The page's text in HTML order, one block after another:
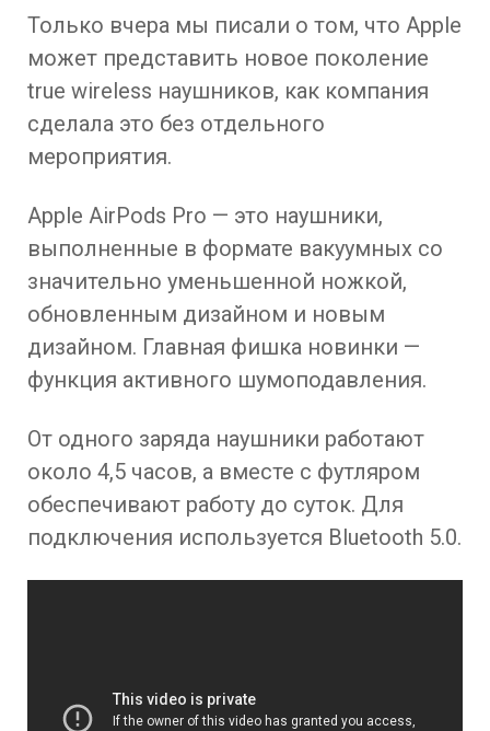
Только вчера мы писали о том, что Apple
может представить новое поколение
true wireless наушников, как компания
сделала это без отдельного
мероприятия.
Apple AirPods Pro — это наушники,
выполненные в формате вакуумных со
значительно уменьшенной ножкой,
обновленным дизайном и новым
дизайном. Главная фишка новинки —
функция активного шумоподавления.
От одного заряда наушники работают
около 4,5 часов, а вместе с футляром
обеспечивают работу до суток. Для
подключения используется Bluetooth 5.0.